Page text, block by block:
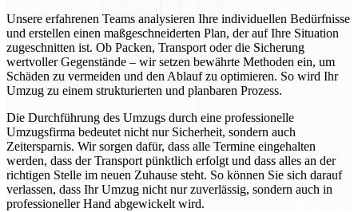
Unsere erfahrenen Teams analysieren Ihre individuellen Bedürfnisse
und erstellen einen maßgeschneiderten Plan, der auf Ihre Situation
zugeschnitten ist. Ob Packen, Transport oder die Sicherung
wertvoller Gegenstände – wir setzen bewährte Methoden ein, um
Schäden zu vermeiden und den Ablauf zu optimieren. So wird Ihr
Umzug zu einem strukturierten und planbaren Prozess.
Die Durchführung des Umzugs durch eine professionelle
Umzugsfirma bedeutet nicht nur Sicherheit, sondern auch
Zeitersparnis. Wir sorgen dafür, dass alle Termine eingehalten
werden, dass der Transport pünktlich erfolgt und dass alles an der
richtigen Stelle im neuen Zuhause steht. So können Sie sich darauf
verlassen, dass Ihr Umzug nicht nur zuverlässig, sondern auch in
professioneller Hand abgewickelt wird.